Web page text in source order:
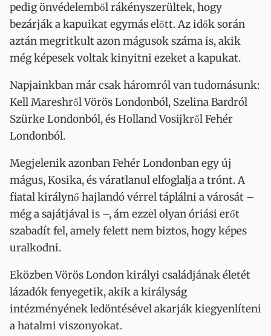
pedig önvédelemből rákényszerültek, hogy
bezárják a kapuikat egymás előtt. Az idők során
aztán megritkult azon mágusok száma is, akik
még képesek voltak kinyitni ezeket a kapukat.
Napjainkban már csak háromról van tudomásunk:
Kell Mareshről Vörös Londonból, Szelina Bardról
Szürke Londonból, és Holland Vosijkről Fehér
Londonból.
Megjelenik azonban Fehér Londonban egy új
mágus, Kosika, és váratlanul elfoglalja a trónt. A
fiatal királynő hajlandó vérrel táplálni a városát –
még a sajátjával is –, ám ezzel olyan óriási erőt
szabadít fel, amely felett nem biztos, hogy képes
uralkodni.
Eközben Vörös London királyi családjának életét
lázadók fenyegetik, akik a királyság
intézményének ledöntésével akarják kiegyenlíteni
a hatalmi viszonyokat.